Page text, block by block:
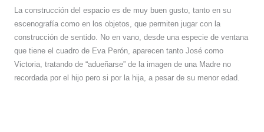
La construcción del espacio es de muy buen gusto, tanto en su
escenografía como en los objetos, que permiten jugar con la
construcción de sentido. No en vano, desde una especie de ventana
que tiene el cuadro de Eva Perón, aparecen tanto José como
Victoria, tratando de “adueñarse” de la imagen de una Madre no
recordada por el hijo pero si por la hija, a pesar de su menor edad.